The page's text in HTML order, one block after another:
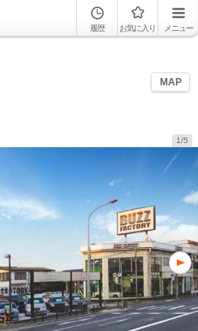
履歴 お気に入り メニュー
MAP
1/5